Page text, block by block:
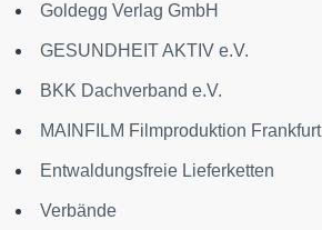
Goldegg Verlag GmbH
GESUNDHEIT AKTIV e.V.
BKK Dachverband e.V.
MAINFILM Filmproduktion Frankfurt
Entwaldungsfreie Lieferketten
Verbände